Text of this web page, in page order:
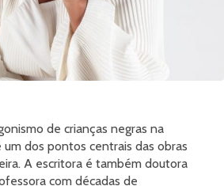
de crianças negras na
dos pontos centrais das obras
A escritora é também doutora
com décadas de